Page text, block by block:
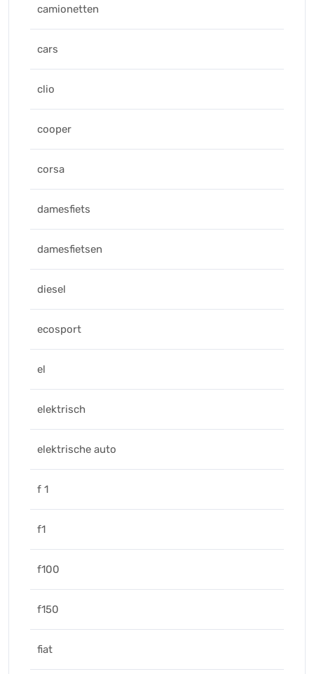
camionetten
cars
clio
cooper
corsa
damesfiets
damesfietsen
diesel
ecosport
el
elektrisch
elektrische auto
f 1
f1
f100
f150
fiat